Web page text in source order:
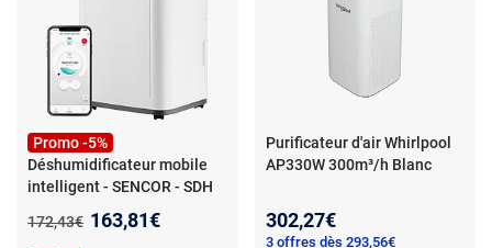
Promo -5%
Déshumidificateur mobile
intelligent - SENCOR - SDH
Réservoir : 6 L - 2 vitesses -
Ancien prix :
172,43€ Nouveau prix :
163,81€
Purificateur d'air Whirlpool
AP330W 300m³/h Blanc
302,27€
3 offres dès 293,56€